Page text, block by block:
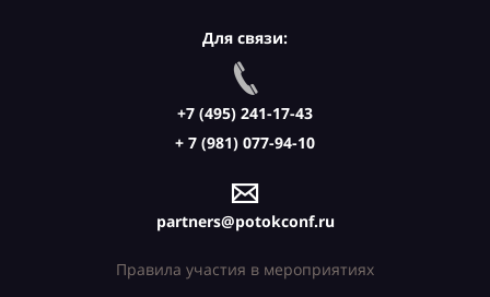
Для связи:
+7 (495) 241-17-43
+ 7 (981) 077-94-10
partners@potokconf.ru
Правила участия в мероприятиях